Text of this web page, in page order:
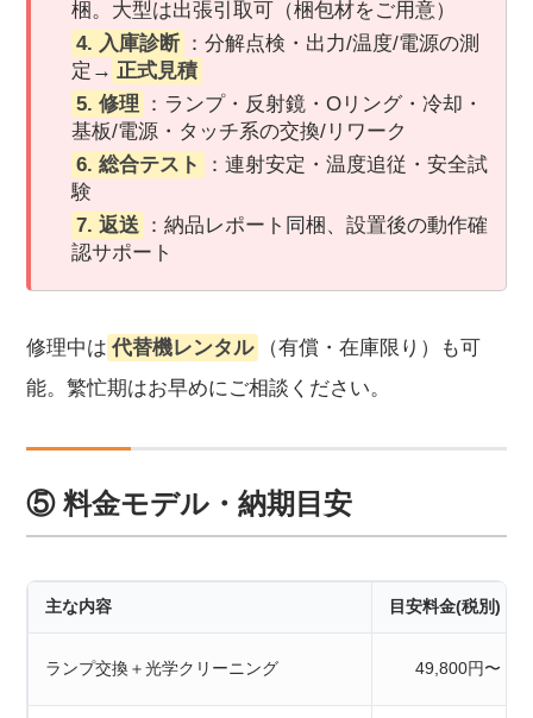
梱。大型は出張引取可（梱包材をご用意）
4. 入庫診断 ：分解点検・出力/温度/電源の測
定→ 正式見積
5. 修理
：ランプ・反射鏡・Oリング・冷却・
基板/電源・タッチ系の交換/リワーク
6. 総合テスト
：連射安定・温度追従・安全試
験
7. 返送
：納品レポート同梱、設置後の動作確
認サポート
修理中は 代替機レンタル
（有償・在庫限り）も可
能。繁忙期はお早めにご相談ください。
⑤ 料金モデル・納期目安
主な内容 目安料金(税別)
ランプ交換＋光学クリーニング 49,800円〜